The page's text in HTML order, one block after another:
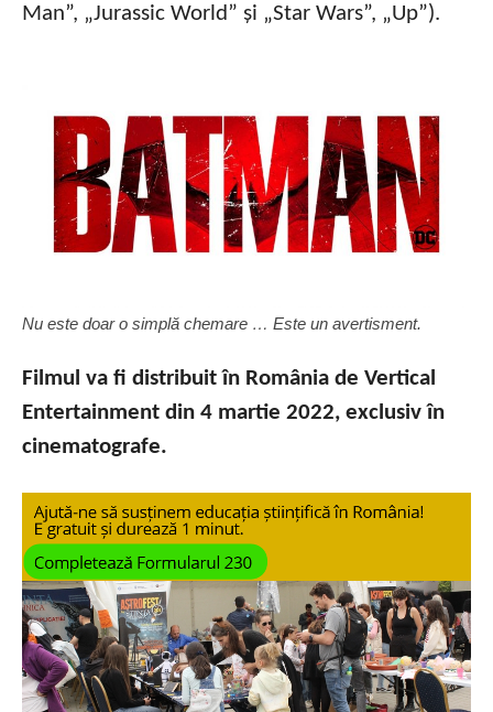
Man”, „Jurassic World” și „Star Wars”, „Up”).
Nu este doar o simplă chemare … Este un avertisment.
Filmul va fi distribuit în România de Vertical
Entertainment din 4 martie 2022, exclusiv în
cinematografe.